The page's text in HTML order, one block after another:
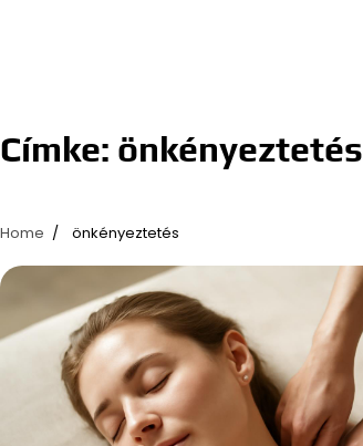
Címke: önkényeztetés
Home önkényeztetés